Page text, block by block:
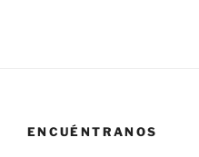
ENCUÉNTRANOS